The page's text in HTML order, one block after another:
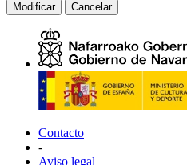
Modificar Cancelar
Contacto
-
Aviso legal